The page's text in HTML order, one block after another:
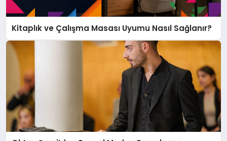
Kitaplık ve Çalışma Masası Uyumu Nasıl Sağlanır?